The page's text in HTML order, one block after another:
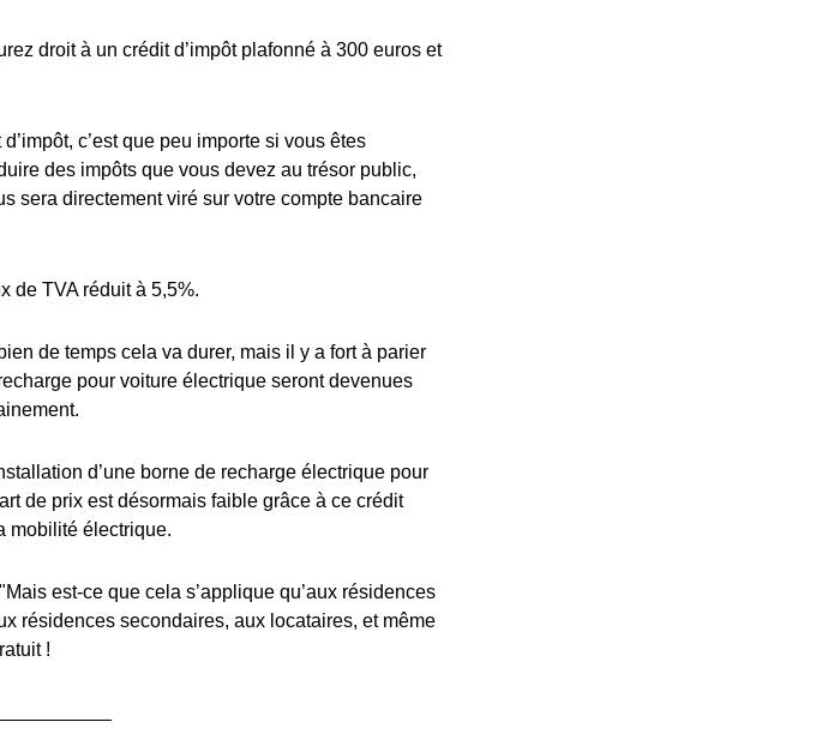
droit à un crédit d’impôt plafonné à 300 euros et
c’est que peu importe si vous êtes
des impôts que vous devez au trésor public,
sera directement viré sur votre compte bancaire
de TVA réduit à 5,5%.
de temps cela va durer, mais il y a fort à parier
pour voiture électrique seront devenues
d’une borne de recharge électrique pour
de prix est désormais faible grâce à ce crédit
mobilité électrique.
est-ce que cela s’applique qu’aux résidences
résidences secondaires, aux locataires, et même
!